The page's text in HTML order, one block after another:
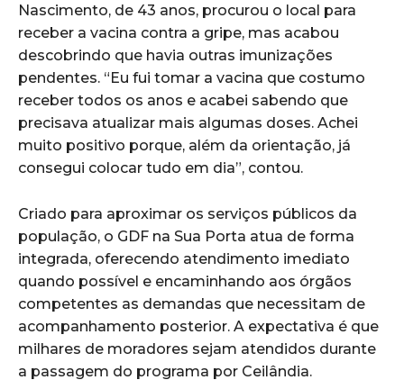
Nascimento, de 43 anos, procurou o local para
receber a vacina contra a gripe, mas acabou
descobrindo que havia outras imunizações
pendentes. “Eu fui tomar a vacina que costumo
receber todos os anos e acabei sabendo que
precisava atualizar mais algumas doses. Achei
muito positivo porque, além da orientação, já
consegui colocar tudo em dia”, contou.
Criado para aproximar os serviços públicos da
população, o GDF na Sua Porta atua de forma
integrada, oferecendo atendimento imediato
quando possível e encaminhando aos órgãos
competentes as demandas que necessitam de
acompanhamento posterior. A expectativa é que
milhares de moradores sejam atendidos durante
a passagem do programa por Ceilândia.